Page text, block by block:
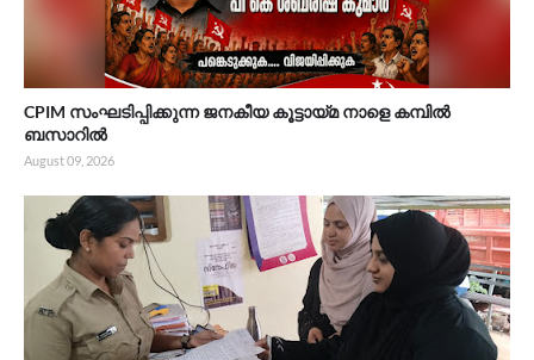
CPIM സംഘടിപ്പിക്കുന്ന ജനകീയ കൂട്ടായ്മ നാളെ കമ്പിൽ
ബസാറിൽ ​
August 09, 2026